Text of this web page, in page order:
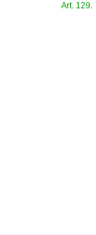
Art. 129.